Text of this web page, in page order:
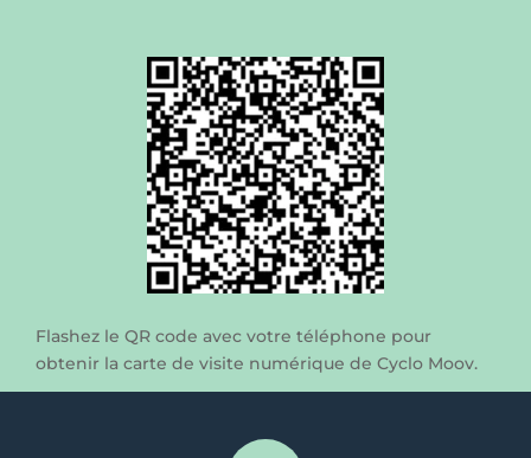
Flashez le QR code avec votre téléphone pour
obtenir la carte de visite numérique de Cyclo Moov.